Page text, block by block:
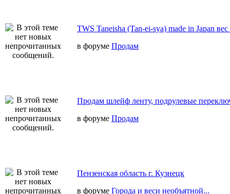
TWS Taneisha (Tan-ei-sya) made in Japan
в форуме Продам
Продам шлейф ленту, подрулевые
в форуме Продам
Пензенская область г. Кузнецк
в форуме Города и веси необъятной...